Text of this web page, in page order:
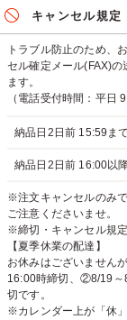
キャンセル規定
トラブル防止のため、
セル確定メール(FAX)
ます。
（電話受付時間：平日
納品日2日前 15:59ま
納品日2日前 16:00以
※注文キャンセルのみ
ご注意くださいませ。
※締切・キャンセル規
【夏季休業の配達】
お休みはございません
16:00時締切、②8/19～
切です。
※カレンダー上が「休